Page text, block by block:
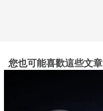
您也可能喜歡這些文章